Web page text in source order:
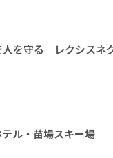
を守る レクシスネ
ル・苗場スキー場